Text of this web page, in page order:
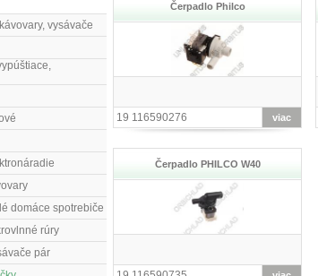
vysávače
domáce spotrebiče
rúry
pár
Čerpadlo Philco
19 116590276 viac
Čerpadlo PHILCO W40